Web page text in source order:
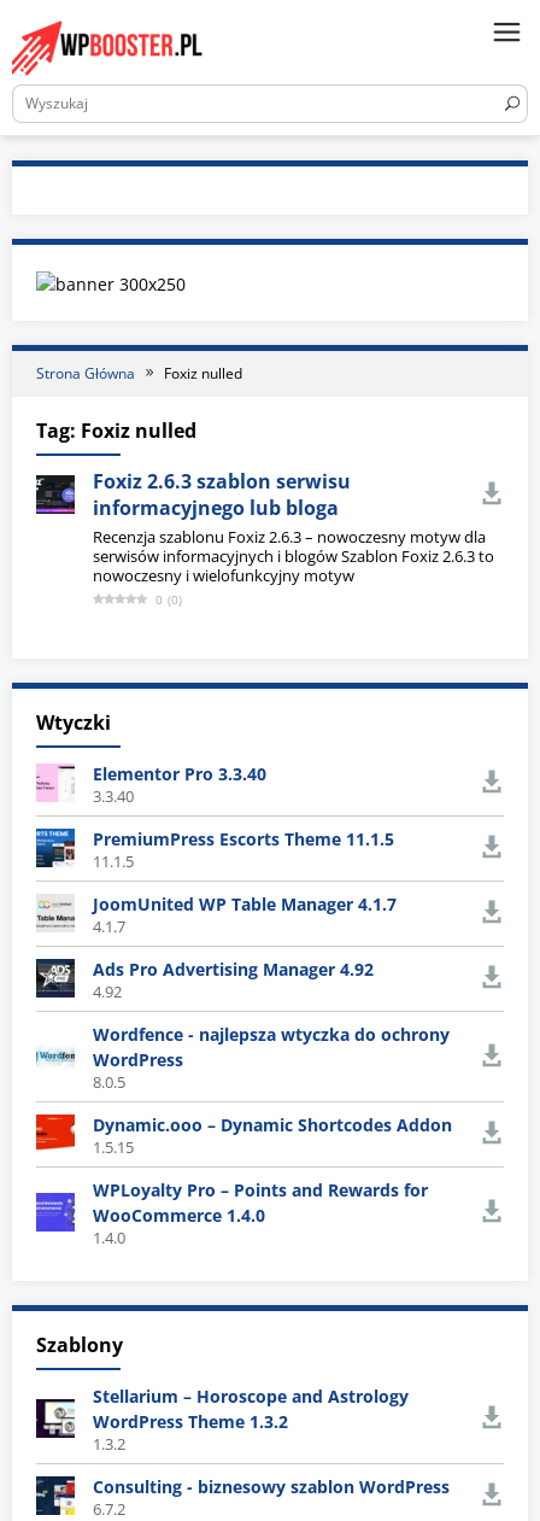
content
Strona Główna Foxiz nulled
Tag: Foxiz nulled
Foxiz 2.6.3 szablon serwisu
informacyjnego lub bloga
Recenzja szablonu Foxiz 2.6.3 – nowoczesny motyw dla
serwisów informacyjnych i blogów Szablon Foxiz 2.6.3 to
nowoczesny i wielofunkcyjny motyw
0 (0)
Wtyczki
Elementor Pro 3.3.40
3.3.40
PremiumPress Escorts Theme 11.1.5
11.1.5
JoomUnited WP Table Manager 4.1.7
4.1.7
Ads Pro Advertising Manager 4.92
4.92
Wordfence - najlepsza wtyczka do ochrony
WordPress
8.0.5
Dynamic.ooo – Dynamic Shortcodes Addon
1.5.15
WPLoyalty Pro – Points and Rewards for
WooCommerce 1.4.0
1.4.0
Szablony
Stellarium – Horoscope and Astrology
WordPress Theme 1.3.2
1.3.2
Consulting - biznesowy szablon WordPress
6.7.2